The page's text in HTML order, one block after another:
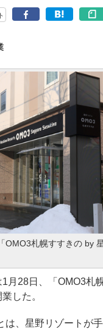
OMO3札幌すすきの by
月28日、「OMO3札
した。
、星野リゾートが